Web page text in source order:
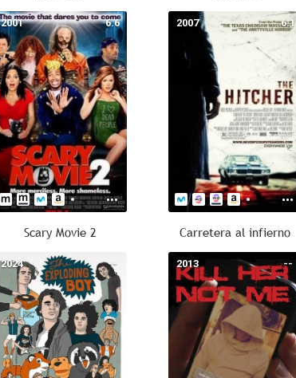
6.6
2001
Scary Movie 2
6.1
2007
Carretera al infierno
--
2024 --
2013